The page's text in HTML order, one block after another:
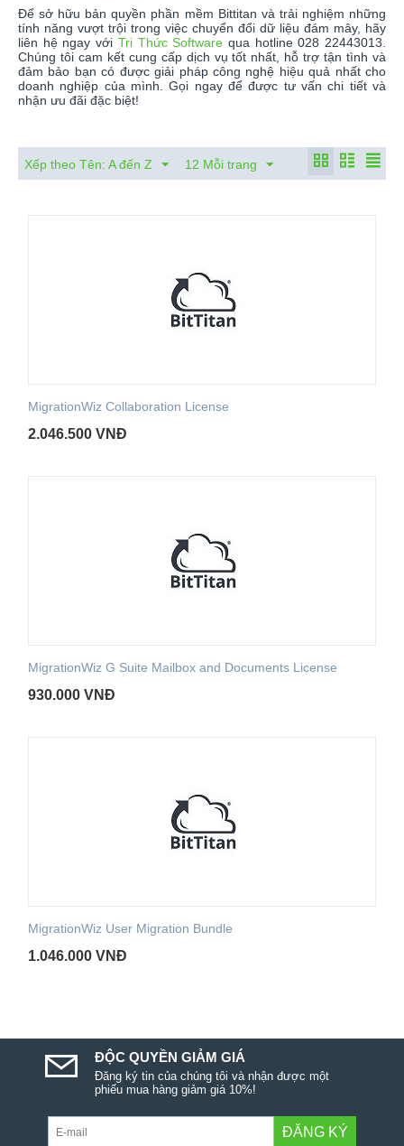
Để sở hữu bản quyền phần mềm Bittitan và trải nghiệm những
tính năng vượt trội trong việc chuyển đổi dữ liệu đám mây, hãy
liên hệ ngay với Tri Thức Software qua hotline 028 22443013.
Chúng tôi cam kết cung cấp dịch vụ tốt nhất, hỗ trợ tận tình và
đảm bảo bạn có được giải pháp công nghệ hiệu quả nhất cho
doanh nghiệp của mình. Gọi ngay để được tư vấn chi tiết và
nhận ưu đãi đặc biệt!
Xếp theo Tên: A đến Z 12 Mỗi trang
MigrationWiz Collaboration License
2.046.500 VNĐ
MigrationWiz G Suite Mailbox and Documents License
930.000 VNĐ
MigrationWiz User Migration Bundle
1.046.000 VNĐ
ĐỘC QUYỀN GIẢM GIÁ
Đăng ký tin của chúng tôi và nhận được một
phiếu mua hàng giảm giá 10%!
ĐĂNG KÝ